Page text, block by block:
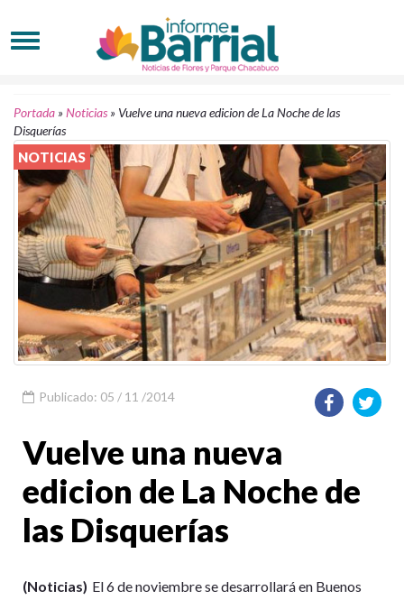
Portada »Noticias » Vuelve una nueva edicion de La Noche de las
Disquerías
NOTICIAS
Publicado: 05 / 11 /2014
Vuelve una nueva
edicion de La Noche de
las Disquerías
(Noticias) El 6 de noviembre se desarrollará en Buenos